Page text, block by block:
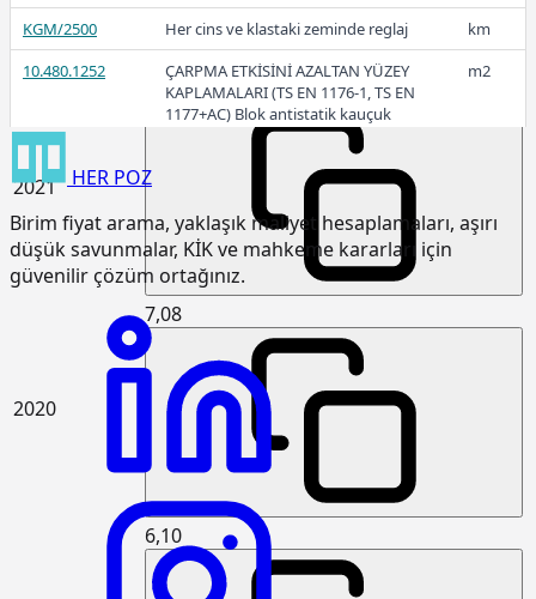
2021
7,93
2020
7,08
6,10
KGM/2500 Her cins ve klastaki zeminde reglaj
km
10.480.1252
ÇARPMA ETKİSİNİ AZALTAN YÜZEY
KAPLAMALARI (TS EN 1176-1, TS EN
1177+AC) Blok antistatik kauçuk
zemin kaplaması 3cm kalınlıkta
m2
15.120.1007
Makine ile patlayıcı madde
(Serbest kazı)
15.120.1101
Makine ile her derinlik ve her
genişlikte yumuşak ve sert toprak
kazılması (Derin kazı)
Makine ile her derinlik ve her
genişlikte yumuşak ve sert
küskülük kazılması (Derin kazı)
Makine ile patlayıcı madde
kullanmadan her derinlik ve her
genişlikte sert kaya kazılması (Derin
kazı)
Çakıl temin edilerek, drenaj
yapılması
HER POZ
Birim fiyat arama, yaklaşık maliyet hesaplamaları, aşırı
düşük savunmalar, KİK ve mahkeme kararları için
güvenilir çözüm ortağınız.